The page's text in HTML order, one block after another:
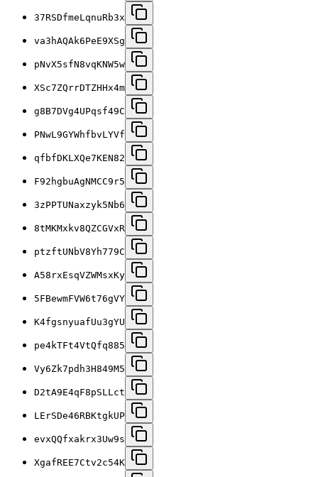
37RSDfmeLqnuRb3x
va3hAQAk6PeE9XSg
pNvX5sfN8vqKNW5w
XSc7ZQrrDTZHHx4m
g8B7DVg4UPqsf49C
PNwL9GYWhfbvLYVf
qfbfDKLXQe7KEN82
F92hgbuAgNMCC9r5
3zPPTUNaxzyk5Nb6
8tMKMxkv8QZCGVxR
ptzftUNbV8Yh779C
A58rxEsqVZWMsxKy
5FBewmFVW6t76gVY
K4fgsnyuafUu3gYU
pe4kTFt4VtQfq885
Vy6Zk7pdh3H849M5
D2tA9E4qF8pSLLct
LErSDe46RBKtgkUP
evxQQfxakrx3Uw9s
XgafREE7Ctv2c54K